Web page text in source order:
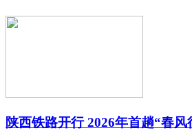
陕西铁路开行 2026年首趟“春风